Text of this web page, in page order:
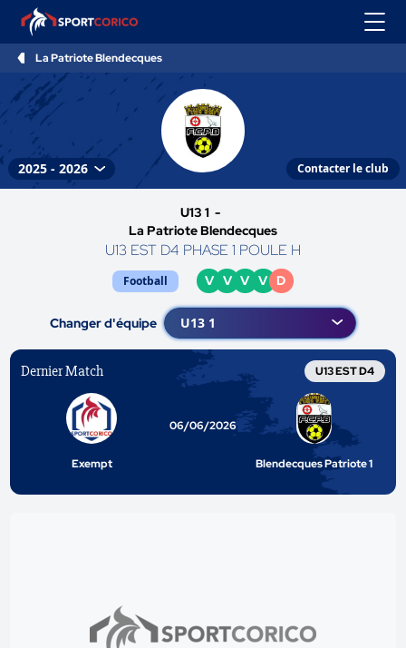
La Patriote Blendecques
Contacter le club
U13 1 -
La Patriote Blendecques
U13 EST D4 PHASE 1 POULE H
Football V V V V D
Changer d'équipe
Dernier Match U13 EST D4
Exempt
06/06/2026
Blendecques Patriote 1